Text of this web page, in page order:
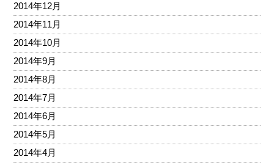
2014年12月
2014年11月
2014年10月
2014年9月
2014年8月
2014年7月
2014年6月
2014年5月
2014年4月